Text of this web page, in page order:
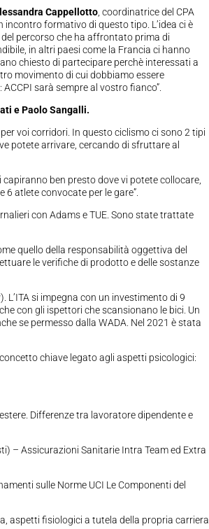
Cappellotto , coordinatrice del CPA
incontro formativo di questo tipo. L’idea ci è
percorso che ha affrontato prima di
in altri paesi come la Francia ci hanno
chiesto di partecipare perchè interessati a
movimento di cui dobbiamo essere
sarà sempre al vostro fianco”.
e Paolo Sangalli.
voi corridori. In questo ciclismo ci sono 2 tipi
potete arrivare, cercando di sfruttare al
ben presto dove vi potete collocare,
atlete convocate per le gare”.
con Adams e TUE. Sono state trattate
quello della responsabilità oggettiva del
le verifiche di prodotto e delle sostanze
L’ITA si impegna con un investimento di 9
con gli ispettori che scansionano le bici. Un
se permesso dalla WADA. Nel 2021 è stata
chiave legato agli aspetti psicologici:
Differenze tra lavoratore dipendente e
– Assicurazioni Sanitarie Intra Team ed Extra
sulle Norme UCI Le Componenti del
aspetti fisiologici a tutela della propria carriera